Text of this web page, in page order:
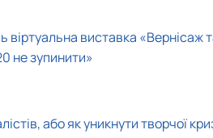
віртуальна виставка «Вернісаж
не зупинити»
або як уникнути творчої